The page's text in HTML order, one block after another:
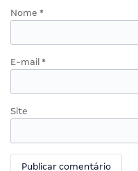
Nome *
E-mail *
Site